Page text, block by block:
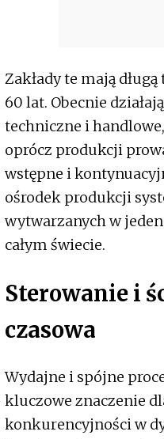
Zakłady te mają
60 lat. Obecnie
techniczne i
oprócz produkcji
wstępne i
ośrodek produkcji
wytwarzanych w
całym świecie.
Sterowanie i
czasowa
Wydajne i spójne
kluczowe znaczenie
konkurencyjności w